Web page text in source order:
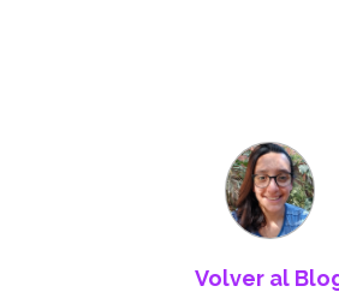
Volver al